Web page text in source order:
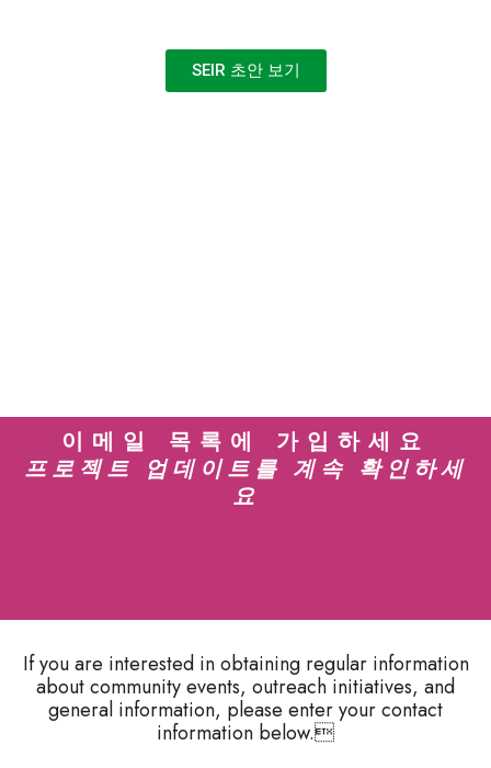
SEIR 초안 보기
이메일 목록에 가입하세요
프로젝트 업데이트를 계속 확인하세
요
If you are interested in obtaining regular information
about community events, outreach initiatives, and
general information, please enter your contact
information below.